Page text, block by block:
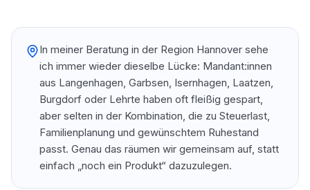
In meiner Beratung in der Region Hannover sehe
ich immer wieder dieselbe Lücke: Mandant:innen
aus Langenhagen, Garbsen, Isernhagen, Laatzen,
Burgdorf oder Lehrte haben oft fleißig gespart,
aber selten in der Kombination, die zu Steuerlast,
Familienplanung und gewünschtem Ruhestand
passt. Genau das räumen wir gemeinsam auf, statt
einfach „noch ein Produkt“ dazuzulegen.